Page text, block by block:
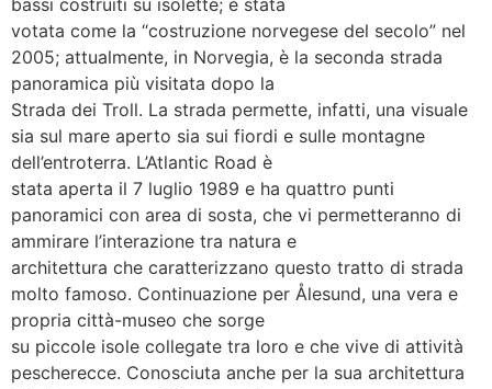
votata come la “costruzione norvegese del secolo” nel
2005; attualmente, in Norvegia, è la seconda strada
panoramica più visitata dopo la
Strada dei Troll. La strada permette, infatti, una visuale
sia sul mare aperto sia sui fiordi e sulle montagne
dell’entroterra. L’Atlantic Road è
stata aperta il 7 luglio 1989 e ha quattro punti
panoramici con area di sosta, che vi permetteranno di
ammirare l’interazione tra natura e
architettura che caratterizzano questo tratto di strada
molto famoso. Continuazione per Ålesund, una vera e
propria città-museo che sorge
su piccole isole collegate tra loro e che vive di attività
pescherecce. Conosciuta anche per la sua architettura